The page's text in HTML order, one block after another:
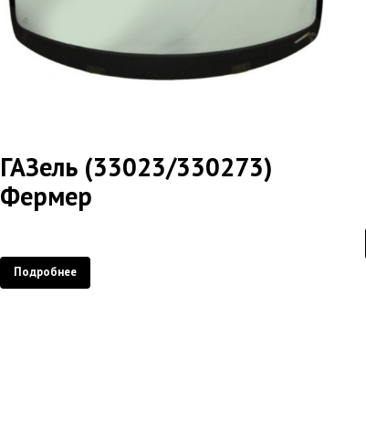
ГАЗель (33023/330273)
Фермер
Подробнее